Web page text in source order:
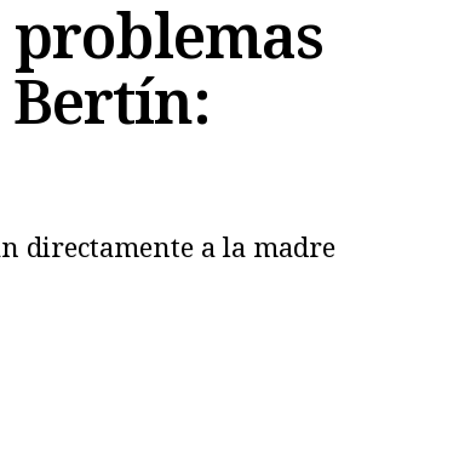
Bertín:
directamente a la madre